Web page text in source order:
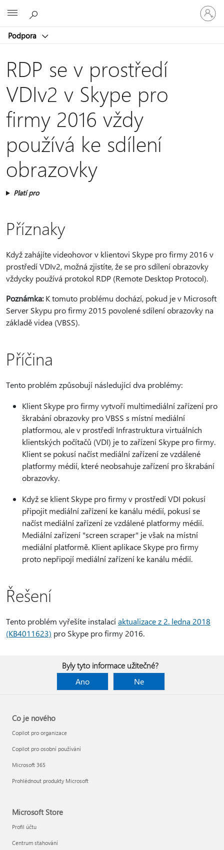
Podpora
Přihlaste
se
ke
účtu
RDP se v prostředí
VDIv2 v Skype pro
firmy 2016 vždy
používá ke sdílení
obrazovky
Platí pro
Příznaky
Když zahájíte videohovor v klientovi Skype pro firmy 2016 v
prostředí VDIv2, možná zjistíte, že se pro sdílení obrazovky
vždycky používá protokol RDP (Remote Desktop Protocol).
Poznámka:K tomuto problému dochází, pokud je v Microsoft
Server Skypu pro firmy 2015 povolené sdílení obrazovky na
základě videa (VBSS).
Příčina
Tento problém způsobují následující dva problémy:
Klient Skype pro firmy vytvoří multimediální zařízení pro
škrabání obrazovky pro VBSS s místní mediální
platformou, ale v prostředí Infrastruktura virtuálních
klientských počítačů (VDI) je to zařízení Skype pro firmy.
Klient se pokusí načíst mediální zařízení ze vzdálené
platformy médií, které neobsahuje zařízení pro škrabání
obrazovky.
Když se klient Skype pro firmy v prostředí VDI pokusí
připojit mediální zařízení ke kanálu médií, pokusí se
načíst mediální zařízení ze vzdálené platformy médií.
Mediální zařízení "screen scraper" je však na místní
mediální platformě. Klient aplikace Skype pro firmy
proto nepřipojí mediální zařízení ke kanálu médií.
Řešení
Tento problém vyřešíte instalacíaktualizace z 2. ledna 2018
(KB4011623) pro Skype pro firmy 2016.
Byly tyto informace užitečné?
Ano
Ne
Co je nového
Copilot pro organizace
Copilot pro osobní používání
Microsoft 365
Prohlédnout produkty Microsoft
Microsoft Store
Profil účtu
Centrum stahování